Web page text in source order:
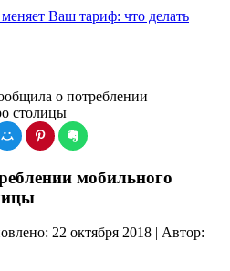
Ваш тариф: что делать
о потреблении
столицы
мобильного
22 октября 2018 | Автор: